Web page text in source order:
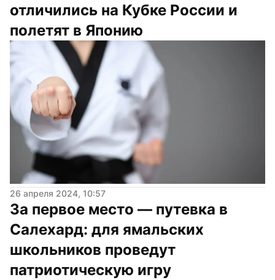
отличились на Кубке России и
полетят в Японию
26 апреля 2024, 10:57
За первое место — путевка в
Салехард: для ямальских
школьников проведут
патриотическую игру